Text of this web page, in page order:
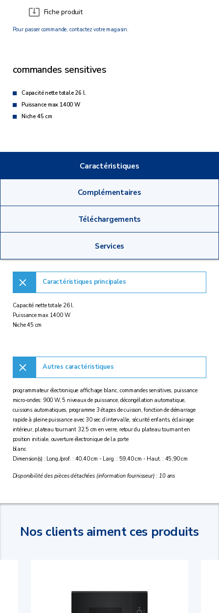
Fiche produit
Pour passer commande, contactez votre magasin.
commandes sensitives
Capacité nette totale 26 l.
Puissance max 1400 W
Niche 45 cm
Caractéristiques
Complémentaires
Téléchargements
Services
Caractéristiques principales
Capacité nette totale 26 l.
Puissance max 1400 W
Niche 45 cm
Autres caractéristiques
programmateur électronique affichage blanc, commandes sensitives, puissance
micro-ondes: 900 W, 5 niveaux de puissance, décongélation automatique,
cuissons automatiques, programme 3 étapes de cuisson, fonction de démarrage
rapide à pleine puissance avec 30 sec d’intervalle, sécurité enfants, éclairage
intérieur, plateau tournant 32.5 cm en verre, retour du plateau tournant en
position initiale, ouverture électronique de la porte
blanc
Dimension(s) : Long./prof. : 40,40 cm - Larg. : 59,40 cm - Haut. : 45,90 cm
Disponibilité des pièces détachées (information fournisseur) : 10 ans
Nos clients aiment ces produits